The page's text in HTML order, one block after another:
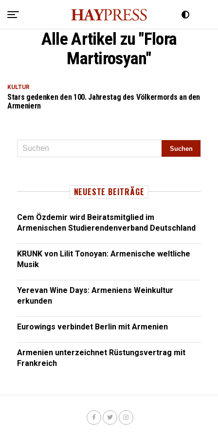
Alle Artikel zu "Flora
Martirosyan"
KULTUR
Stars gedenken den 100. Jahrestag des Völkermords an den
Armeniern
NEUESTE BEITRÄGE
Cem Özdemir wird Beiratsmitglied im
Armenischen Studierendenverband Deutschland
KRUNK von Lilit Tonoyan: Armenische weltliche
Musik
Yerevan Wine Days: Armeniens Weinkultur
erkunden
Eurowings verbindet Berlin mit Armenien
Armenien unterzeichnet Rüstungsvertrag mit
Frankreich